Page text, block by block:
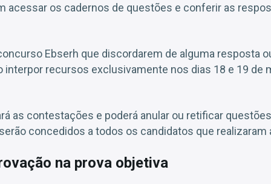
acessar os cadernos de questões e conferir as
Ebserh que discordarem de alguma resposta
interpor recursos exclusivamente nos dias 18 e 19 de
as contestações e poderá anular ou retificar
concedidos a todos os candidatos que realizaram
na prova objetiva